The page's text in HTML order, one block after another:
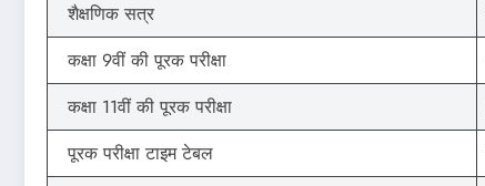
शैक्षणिक सत्र
कक्षा 9वीं की पूरक परीक्षा
कक्षा 11वीं की पूरक परीक्षा
पूरक परीक्षा टाइम टेबल